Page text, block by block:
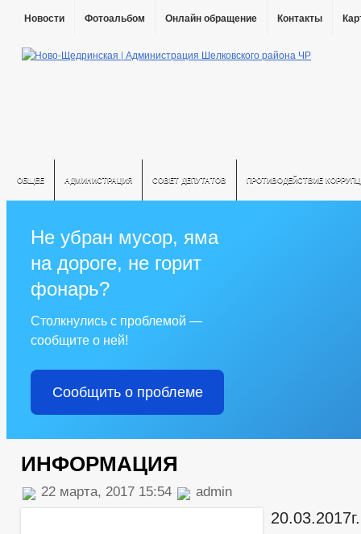
Новости Фотоальбом Онлайн обращение Контакты
ОБЩЕЕ АДМИНИСТРАЦИЯ СОВЕТ ДЕПУТАТОВ ПРОТИВОДЕЙСТВИЕ
Не убран мусор, яма
на дороге, не горит
фонарь?
Столкнулись с проблемой —
сообщите о ней!
Сообщить о проблеме
ИНФОРМАЦИЯ
22 марта, 2017 15:54 admin